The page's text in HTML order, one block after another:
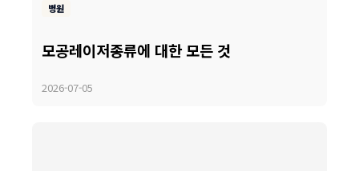
병원
모공레이저종류에 대한 모든 것
2026-07-05